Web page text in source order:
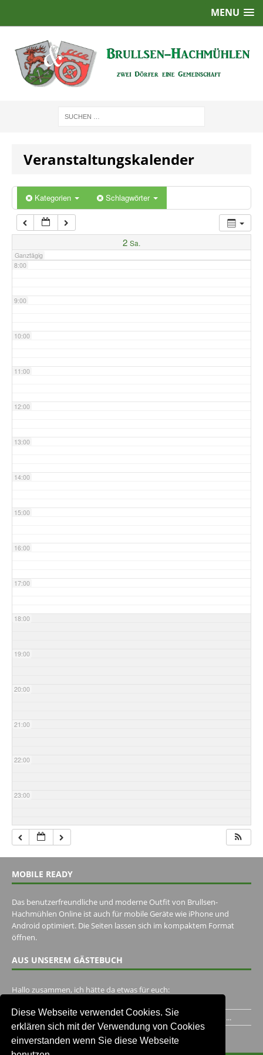
Diese Webseite verwendet Cookies. Sie
erklären sich mit der Verwendung von Cookies
einverstanden wenn Sie diese Webseite
MENU
Veranstaltungskalender
Kategorien Schlagwörter
2 Sa.
Ganztägig
2:00
5:00
7:00
8:00
9:00
10:00
11:00
12:00
13:00
14:00
15:00
16:00
17:00
18:00
19:00
20:00
21:00
22:00
23:00
MOBILE READY
Das benutzerfreundliche und moderne Outfit von Brullsen-
Hachmühlen Online ist auch für mobile Geräte wie iPhone und
Android optimiert. Die Seiten lassen sich im kompaktem Format
öffnen.
AUS UNSEREM GÄSTEBUCH
Hallo zusammen, ich hätte da etwas für euch:
Ich habe ein Jahr im Gasthaus Hugo Pape verbracht..Habe ihn...
Unser Gästebuch besuchen